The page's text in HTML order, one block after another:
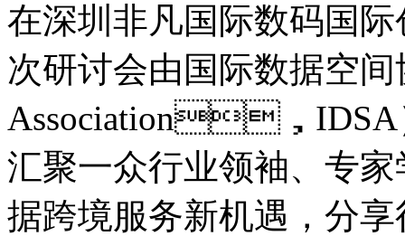
在深圳非凡国际数码国
次研讨会由国际数据空间
Association，IDSA）
汇聚一众行业领袖、专
据跨境服务新机遇，分